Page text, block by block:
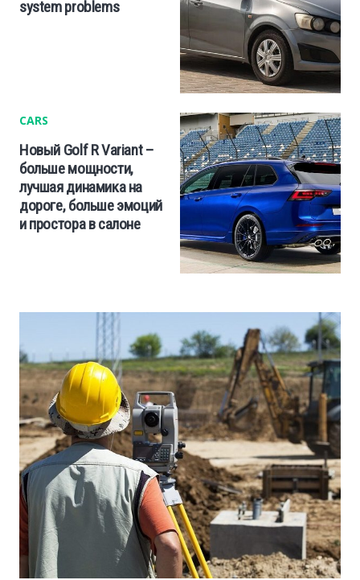
system problems
CARS
Новый Golf R Variant –
больше мощности,
лучшая динамика на
дороге, больше эмоций
и простора в салоне